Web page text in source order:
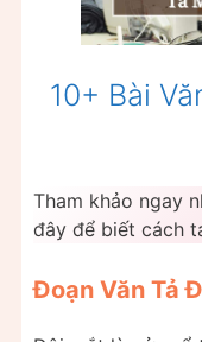
10+ Bài
Tham khảo ngay
đây để biết cách
Đoạn Văn Tả